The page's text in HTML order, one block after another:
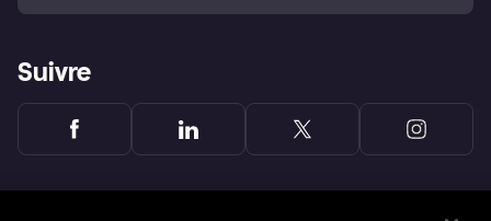
Suivre